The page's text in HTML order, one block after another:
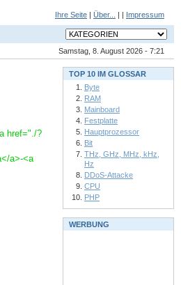
Ihre Seite | Über... | | Impressum
Samstag, 8. August 2026 - 7:21
href="./?
a>-<a
TOP 10 IM GLOSSAR
Byte
RAM
Mainboard
Festplatte
Hauptprozessor
Bit
THz, GHz, MHz, kHz,
Hz
DDoS-Attacke
CPU
PHP
WERBUNG